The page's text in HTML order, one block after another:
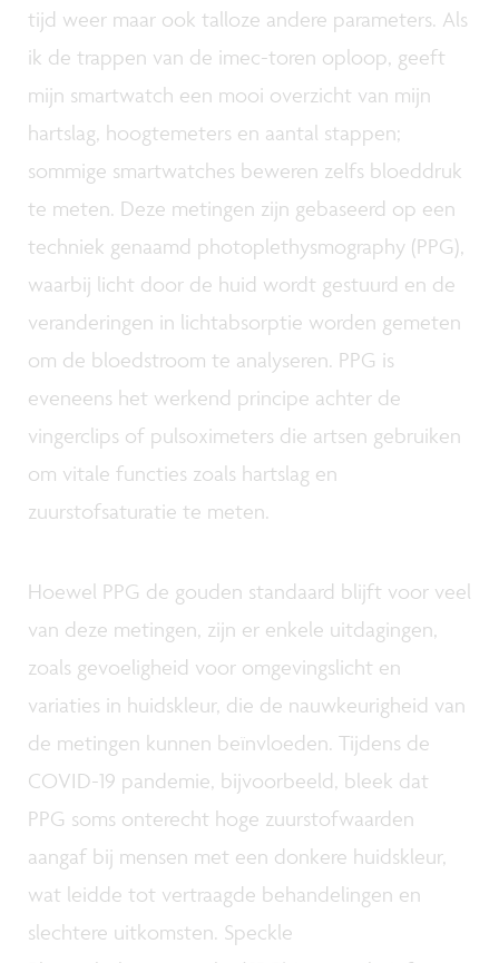
tijd weer maar ook talloze andere parameters. Als
ik de trappen van de imec-toren oploop, geeft
mijn smartwatch een mooi overzicht van mijn
hartslag, hoogtemeters en aantal stappen;
sommige smartwatches beweren zelfs bloeddruk
te meten. Deze metingen zijn gebaseerd op een
techniek genaamd photoplethysmography (PPG),
waarbij licht door de huid wordt gestuurd en de
veranderingen in lichtabsorptie worden gemeten
om de bloedstroom te analyseren. PPG is
eveneens het werkend principe achter de
vingerclips of pulsoximeters die artsen gebruiken
om vitale functies zoals hartslag en
zuurstofsaturatie te meten.
Hoewel PPG de gouden standaard blijft voor veel
van deze metingen, zijn er enkele uitdagingen,
zoals gevoeligheid voor omgevingslicht en
variaties in huidskleur, die de nauwkeurigheid van
de metingen kunnen beïnvloeden. Tijdens de
COVID-19 pandemie, bijvoorbeeld, bleek dat
PPG soms onterecht hoge zuurstofwaarden
aangaf bij mensen met een donkere huidskleur,
wat leidde tot vertraagde behandelingen en
slechtere uitkomsten. Speckle